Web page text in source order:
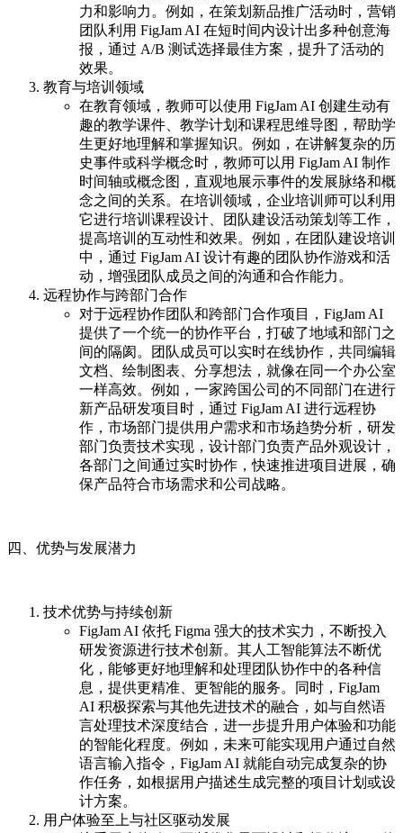
力和影响力。例如，在策划新品推广活动时，营销
团队利用 FigJam AI 在短时间内设计出多种创意海
报，通过 A/B 测试选择最佳方案，提升了活动的
效果。
教育与培训领域
在教育领域，教师可以使用 FigJam AI 创建生动有
趣的教学课件、教学计划和课程思维导图，帮助学
生更好地理解和掌握知识。例如，在讲解复杂的历
史事件或科学概念时，教师可以用 FigJam AI 制作
时间轴或概念图，直观地展示事件的发展脉络和概
念之间的关系。在培训领域，企业培训师可以利用
它进行培训课程设计、团队建设活动策划等工作，
提高培训的互动性和效果。例如，在团队建设培训
中，通过 FigJam AI 设计有趣的团队协作游戏和活
动，增强团队成员之间的沟通和合作能力。
远程协作与跨部门合作
对于远程协作团队和跨部门合作项目，FigJam AI
提供了一个统一的协作平台，打破了地域和部门之
间的隔阂。团队成员可以实时在线协作，共同编辑
文档、绘制图表、分享想法，就像在同一个办公室
一样高效。例如，一家跨国公司的不同部门在进行
新产品研发项目时，通过 FigJam AI 进行远程协
作，市场部门提供用户需求和市场趋势分析，研发
部门负责技术实现，设计部门负责产品外观设计，
各部门之间通过实时协作，快速推进项目进展，确
保产品符合市场需求和公司战略。
四、优势与发展潜力
技术优势与持续创新
FigJam AI 依托 Figma 强大的技术实力，不断投入
研发资源进行技术创新。其人工智能算法不断优
化，能够更好地理解和处理团队协作中的各种信
息，提供更精准、更智能的服务。同时，FigJam
AI 积极探索与其他先进技术的融合，如与自然语
言处理技术深度结合，进一步提升用户体验和功能
的智能化程度。例如，未来可能实现用户通过自然
语言输入指令，FigJam AI 就能自动完成复杂的协
作任务，如根据用户描述生成完整的项目计划或设
计方案。
用户体验至上与社区驱动发展